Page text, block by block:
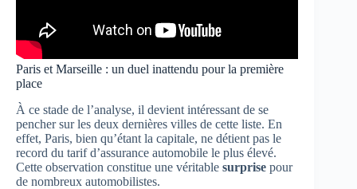
Paris et Marseille : un duel inattendu pour la première
place
À ce stade de l’analyse, il devient intéressant de se
pencher sur les deux dernières villes de cette liste. En
effet, Paris, bien qu’étant la capitale, ne détient pas le
record du tarif d’assurance automobile le plus élevé.
Cette observation constitue une véritable surprise pour
de nombreux automobilistes.